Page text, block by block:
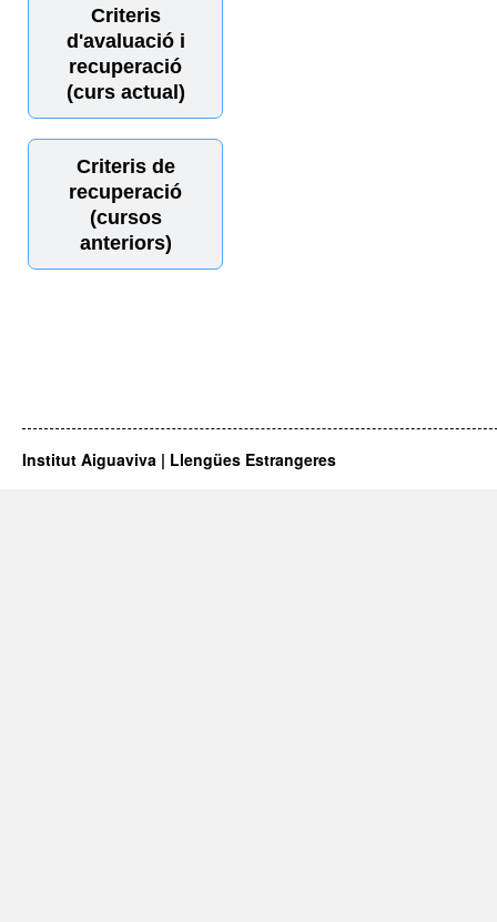
Criteris
d'avaluació i
recuperació
(curs actual)
Criteris de
recuperació
(cursos
anteriors)
Institut Aiguaviva | Llengües Estrangeres